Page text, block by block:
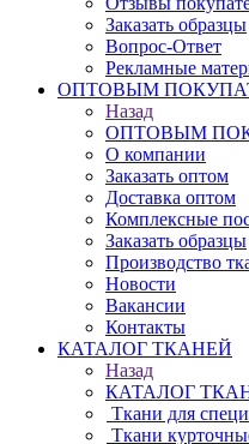
Заказать образцы
Вопрос-Ответ
Рекламные
ОПТОВЫМ
Назад
ОПТОВЫМ
О компании
Заказать оптом
Доставка оптом
Комплексные
Заказать образцы
Производство
Новости
Вакансии
Контакты
КАТАЛОГ ТКАНЕЙ
Назад
КАТАЛОГ
Ткани для
Ткани